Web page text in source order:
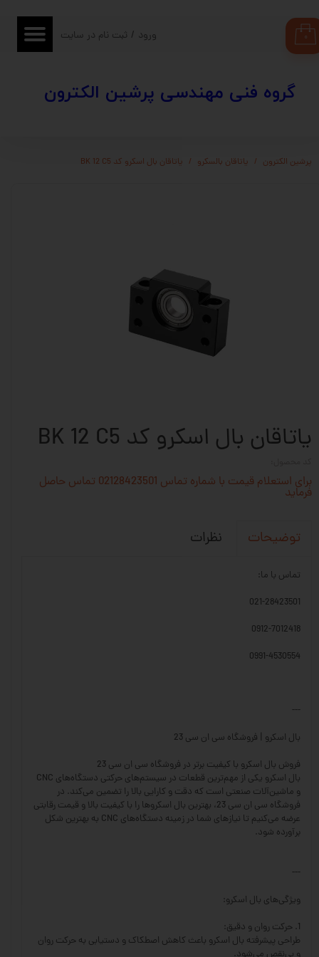
​​گروه فنی مهندسی پرشین الکترون
۰ ورود / ثبت نام در سایت
حساب کاربری من
سفارشات
پرشین الکترون یاتاقان بالسکرو یاتاقان بال اسکرو کد BK 12 C5
یاتاقان بال اسکرو کد BK 12 C5
برای استعلام قیمت با شماره تماس 02128423501 تماس حاصل
فرماید
توضیحات نظرات
تماس با ما:
021-28423501
0912-7012418
0991-4530554
---
بال اسکرو | فروشگاه سی ان سی 23
فروش بال اسکرو با کیفیت برتر در فروشگاه سی ان سی 23
بال اسکرو یکی از مهم‌ترین قطعات در سیستم‌های حرکتی دستگاه‌های CNC
و ماشین‌آلات صنعتی است که دقت و کارایی بالا را تضمین می‌کند. در
فروشگاه سی ان سی 23، بهترین بال اسکروها را با کیفیت بالا و قیمت رقابتی
عرضه می‌کنیم تا نیازهای شما در زمینه دستگاه‌های CNC به بهترین شکل
برآورده شود.
---
ویژگی‌های بال اسکرو:
1. حرکت روان و دقیق:
طراحی پیشرفته بال اسکرو باعث کاهش اصطکاک و دستیابی به حرکت روان